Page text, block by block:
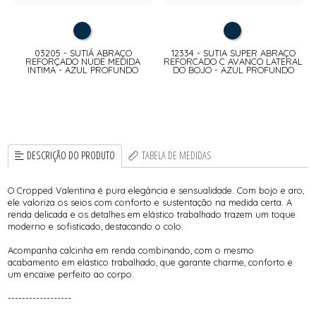
03205 - SUTIÃ ABRAÇO
REFORÇADO NUDE MEDIDA
INTIMA - AZUL PROFUNDO
12334 - SUTIA SUPER ABRAÇO
REFORCADO C AVANCO LATERAL
DO BOJO - AZUL PROFUNDO
DESCRIÇÃO DO PRODUTO TABELA DE MEDIDAS
O Cropped Valentina é pura elegância e sensualidade. Com bojo e aro,
ele valoriza os seios com conforto e sustentação na medida certa. A
renda delicada e os detalhes em elástico trabalhado trazem um toque
moderno e sofisticado, destacando o colo.
Acompanha calcinha em renda combinando, com o mesmo
acabamento em elástico trabalhado, que garante charme, conforto e
um encaixe perfeito ao corpo.
------------------